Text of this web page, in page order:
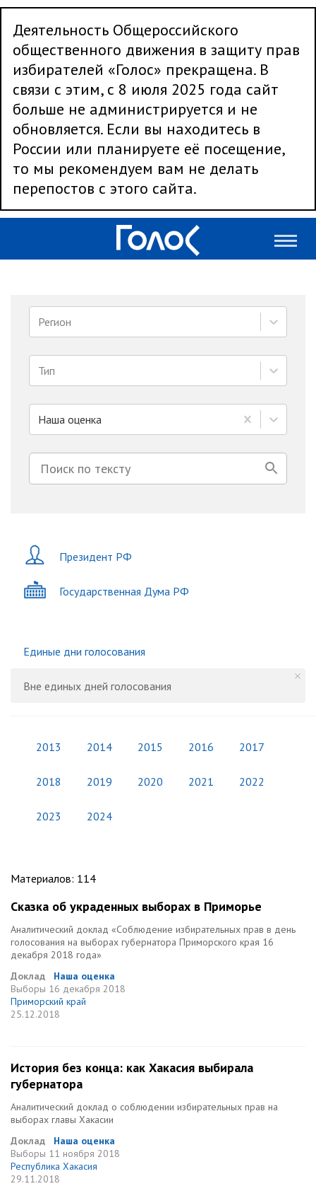
Деятельность Общероссийского
общественного движения в защиту прав
избирателей «Голос» прекращена. В
связи с этим, с 8 июля 2025 года сайт
больше не администрируется и не
обновляется. Если вы находитесь в
России или планируете её посещение,
то мы рекомендуем вам не делать
перепостов с этого сайта.
Регион
Тип
Наша оценка
Президент РФ
Государственная Дума РФ
Единые дни голосования
Вне единых дней голосования
2013 2014 2015 2016 2017
2018 2019 2020 2021 2022
2023 2024
Материалов: 114
Сказка об украденных выборах в Приморье
Аналитический доклад «Соблюдение избирательных прав в день
голосования на выборах губернатора Приморского края 16
декабря 2018 года»
Доклад
Наша оценка
Выборы 16 декабря 2018
Приморский край
25.12.2018
История без конца: как Хакасия выбирала
губернатора
Аналитический доклад о соблюдении избирательных прав на
выборах главы Хакасии
Доклад
Наша оценка
Выборы 11 ноября 2018
Республика Хакасия
29.11.2018